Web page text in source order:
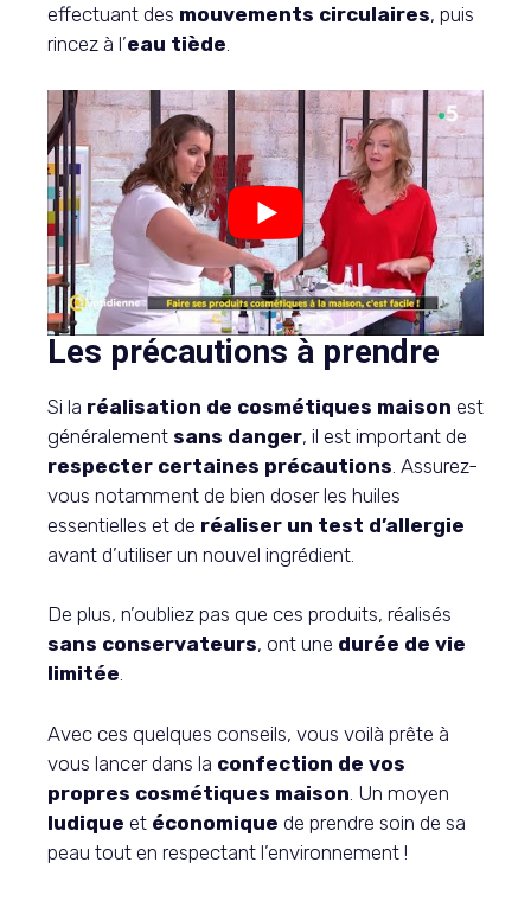
effectuant des mouvements circulaires, puis
rincez à l’eau tiède.
Les précautions à prendre
Si la réalisation de cosmétiques maison est
généralement sans danger, il est important de
respecter certaines précautions . Assurez-
vous notamment de bien doser les huiles
essentielles et de réaliser un test d’allergie
avant d’utiliser un nouvel ingrédient.
De plus, n’oubliez pas que ces produits, réalisés
sans conservateurs, ont une durée de vie
limitée.
Avec ces quelques conseils, vous voilà prête à
vous lancer dans la confection de vos
propres cosmétiques maison . Un moyen
ludique et économique de prendre soin de sa
peau tout en respectant l’environnement !